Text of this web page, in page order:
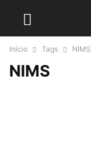
Início Tags NIMS
NIMS